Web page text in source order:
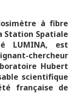
à fibre
Station Spatiale
LUMINA, est
chercheur
Hubert
scientifique
française de